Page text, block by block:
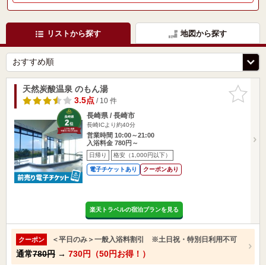
リストから探す 地図から探す
お気に入
りに追加
天然炭酸温泉 のもん湯
3.5点/ 10 件
長崎県 / 長崎市
長崎ICより約40分
営業時間 10:00～21:00
入浴料金 780円～
日帰り 格安（1,000円以下）
電子チケットあり クーポンあり
楽天トラベルの宿泊プランを見る
クーポン ＜平日のみ＞一般入浴料割引 ※土日祝・特別日利用不可
通常780円 → 730円（50円お得！）